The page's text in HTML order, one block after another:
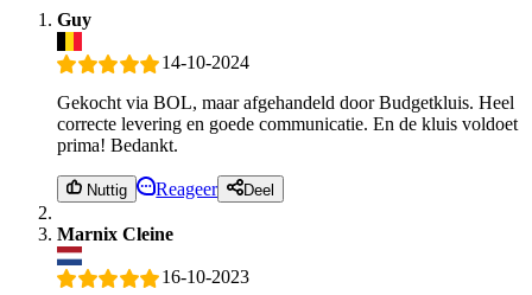
Guy
14-10-2024
Gekocht via BOL, maar afgehandeld door Budgetkluis. Heel
correcte levering en goede communicatie. En de kluis voldoet
prima! Bedankt.
Nuttig Reageer Deel
Marnix Cleine
16-10-2023